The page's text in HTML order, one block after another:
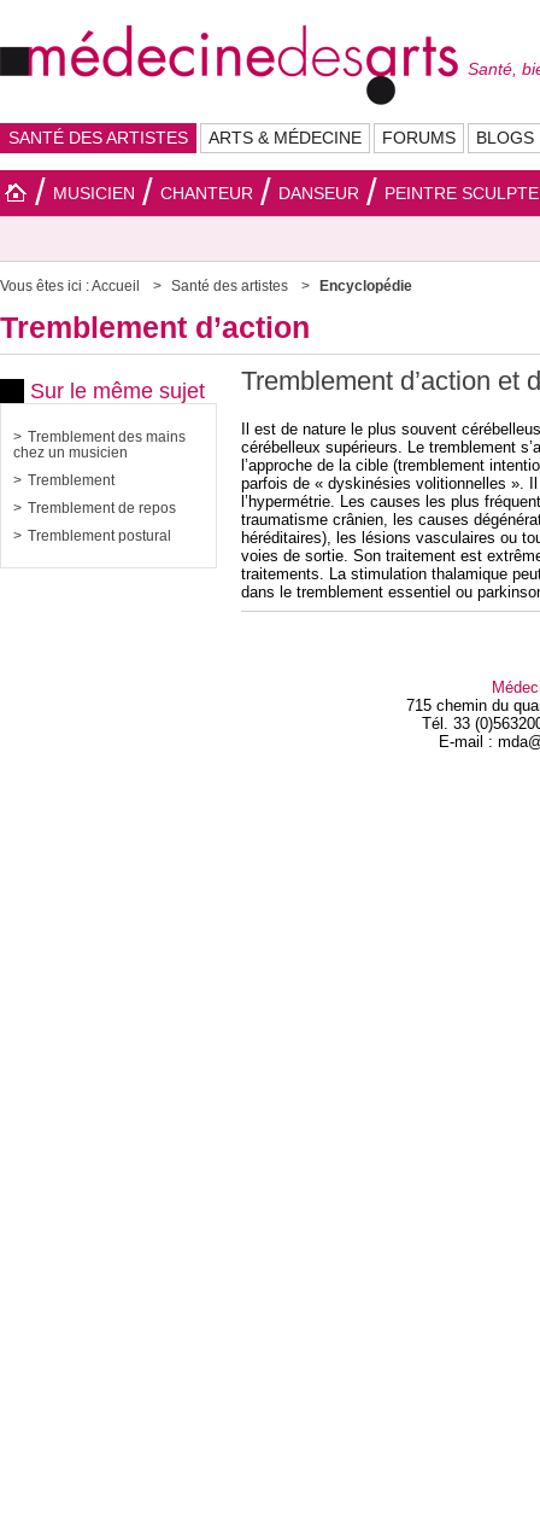
Santé,
SANTÉ DES ARTISTES ARTS & MÉDECINE FORUMS BLOGS
MUSICIEN CHANTEUR DANSEUR PEINTRE
Vous êtes ici :Accueil Santé des artistes Encyclopédie
Tremblement d’action
Tremblement d’action et
Il est de nature le plus souvent
cérébelleux supérieurs. Le tremblement
l’approche de la cible (tremblement
parfois de « dyskinésies volitionnelles ».
l’hypermétrie. Les causes les plus
traumatisme crânien, les causes
héréditaires), les lésions vasculaires ou
voies de sortie. Son traitement est
traitements. La stimulation thalamique
dans le tremblement essentiel ou
715 chemin du
Tél. 33
E-mail :
Sur le même sujet
Tremblement des mains
chez un musicien
Tremblement
Tremblement de repos
Tremblement postural